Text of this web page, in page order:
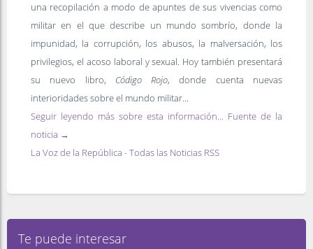
una recopilación a modo de apuntes de sus vivencias como
militar en el que describe un mundo sombrío, donde la
impunidad, la corrupción, los abusos, la malversación, los
privilegios, el acoso laboral y sexual. Hoy también presentará
su nuevo libro, Código Rojo, donde cuenta nuevas
interioridades sobre el mundo militar...
Seguir leyendo más sobre esta información... Fuente de la
noticia →
La Voz de la República - Todas las Noticias RSS
Te puede interesar